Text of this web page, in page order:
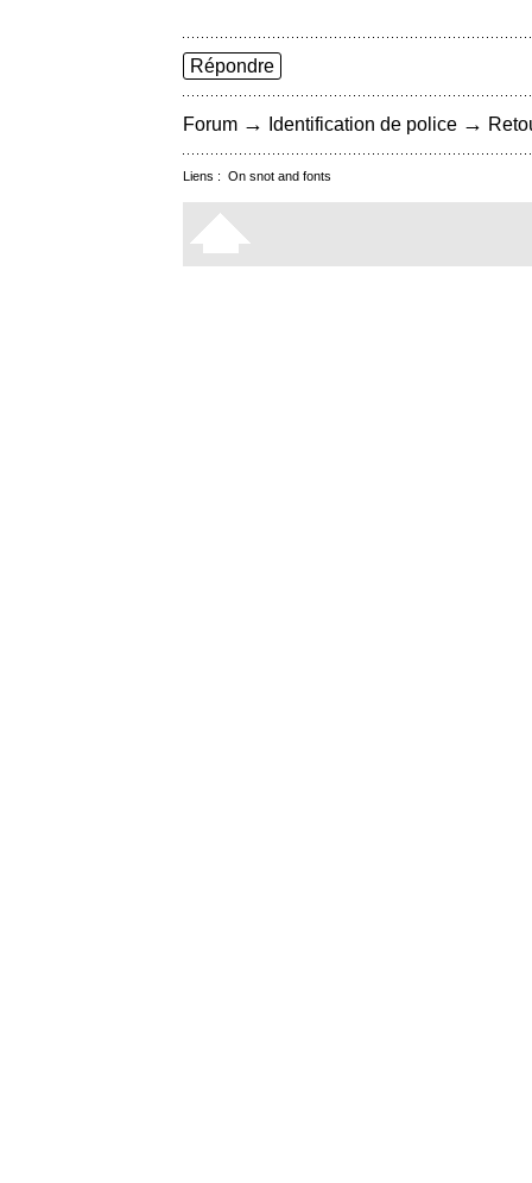
Répondre
Forum → Identification de police →
Liens : On snot and fonts